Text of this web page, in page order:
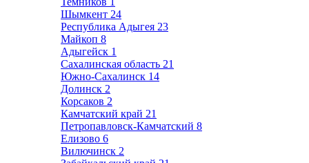
Шымкент 24
Республика Адыгея 23
Майкоп 8
Адыгейск 1
Сахалинская область 21
Южно-Сахалинск 14
Долинск 2
Корсаков 2
Камчатский край 21
Петропавловск-Камчатский 8
Елизово 6
Вилючинск 2